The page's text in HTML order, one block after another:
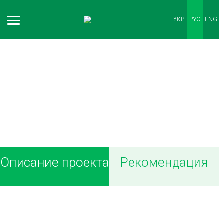
ENG
РУС
УКР
Описание проекта Рекомендация